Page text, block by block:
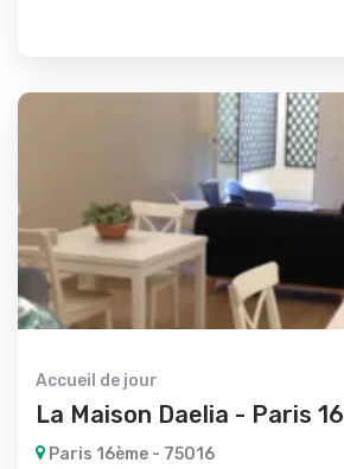
Accueil de jour
La Maison Daelia - Paris 16
Paris 16ème - 75016